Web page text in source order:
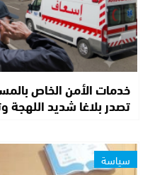
خدمات الأمن الخاص
تصدر بلاغا شديد اللهجة
سياسة